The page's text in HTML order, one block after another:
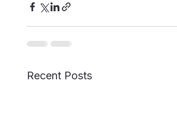
Recent Posts